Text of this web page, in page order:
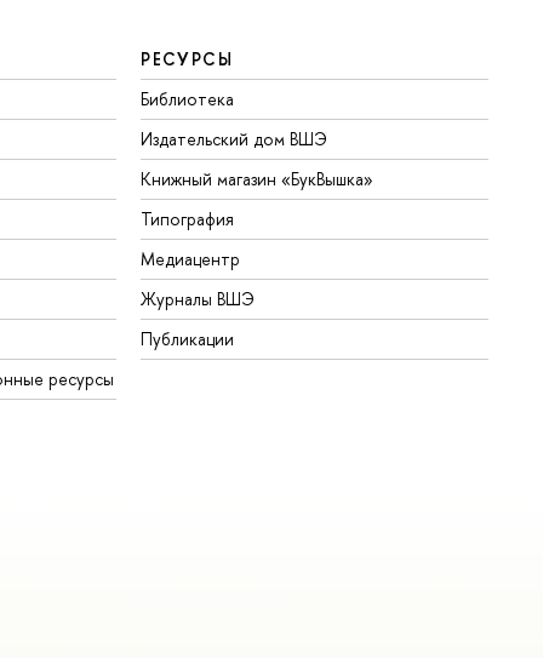
ресурсы
РЕСУРСЫ
Библиотека
Издательский дом ВШЭ
Книжный магазин «БукВышка»
Типография
Медиацентр
Журналы ВШЭ
Публикации